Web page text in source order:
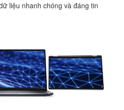
liệu nhanh chóng và đáng tin